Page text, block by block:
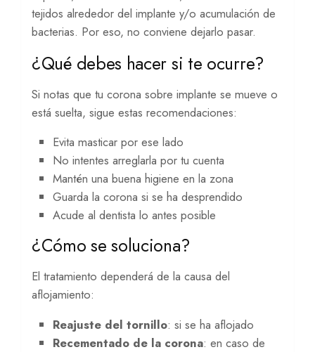
tejidos alrededor del implante y/o acumulación de
bacterias. Por eso, no conviene dejarlo pasar.
¿Qué debes hacer si te ocurre?
Si notas que tu corona sobre implante se mueve o
está suelta, sigue estas recomendaciones:
Evita masticar por ese lado
No intentes arreglarla por tu cuenta
Mantén una buena higiene en la zona
Guarda la corona si se ha desprendido
Acude al dentista lo antes posible
¿Cómo se soluciona?
El tratamiento dependerá de la causa del
aflojamiento:
Reajuste del tornillo: si se ha aflojado
Recementado de la corona: en caso de